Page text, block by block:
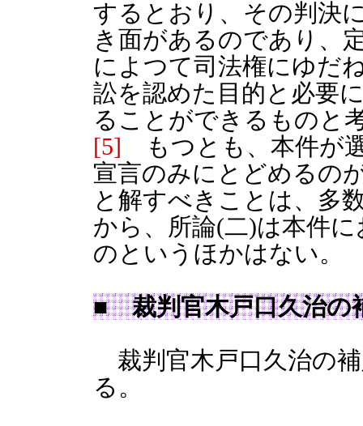
するとおり、その判決
き面があるのであり、
によつて司法権にゆだ
訟を認めた目的と必要
ることができるものと
[5] もつとも、本件が
宣言のみにとどめるの
と解すべきことは、多
から、所論(二)は本件
のというほかはない。
■ 裁判官木戸口久治の
裁判官木戸口久治の
る。